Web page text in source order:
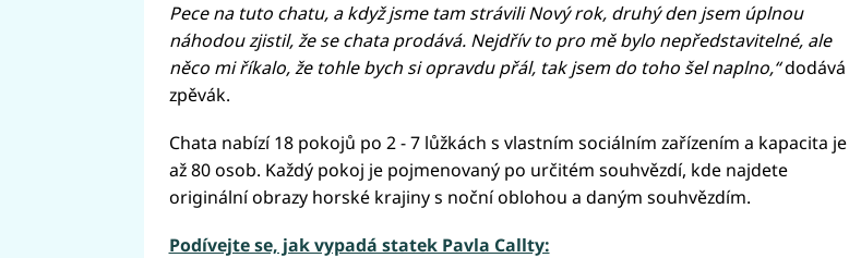
Pece na tuto chatu, a když jsme tam strávili Nový rok, druhý den jsem úplnou
náhodou zjistil, že se chata prodává. Nejdřív to pro mě bylo nepředstavitelné, ale
něco mi říkalo, že tohle bych si opravdu přál, tak jsem do toho šel naplno,“dodává
zpěvák.
Chata nabízí 18 pokojů po 2 - 7 lůžkách s vlastním sociálním zařízením a kapacita je
až 80 osob. Každý pokoj je pojmenovaný po určitém souhvězdí, kde najdete
originální obrazy horské krajiny s noční oblohou a daným souhvězdím.
Podívejte se, jak vypadá statek Pavla Callty: